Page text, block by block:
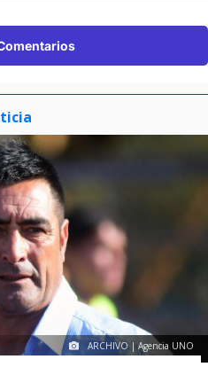
ARCHIVO | Agencia UNO